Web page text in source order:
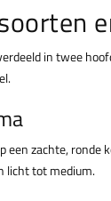
in twee
een zachte,
licht tot medium.